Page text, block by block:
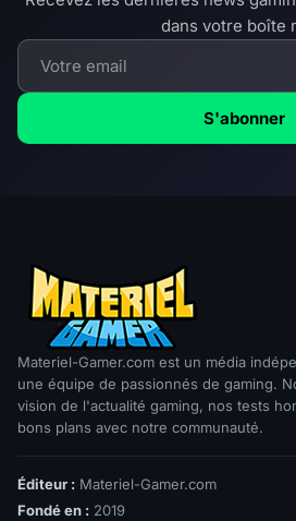
dans votre boîte
S'abonner
Materiel-Gamer.com est un média
une équipe de passionnés de gaming.
vision de l'actualité gaming, nos tests
bons plans avec notre communauté.
Éditeur : Materiel-Gamer.com
Fondé en : 2019